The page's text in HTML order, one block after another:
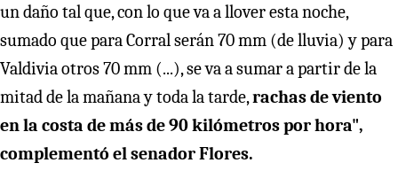
un daño tal que, con lo que va a llover esta noche,
sumado que para Corral serán 70 mm (de lluvia) y para
Valdivia otros 70 mm (...), se va a sumar a partir de la
mitad de la mañana y toda la tarde,rachas de viento
en la costa de más de 90 kilómetros por hora",
complementó el senador Flores.